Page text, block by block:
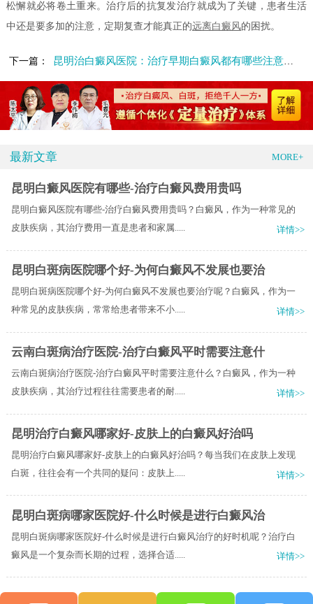
松懈就必将卷土重来。治疗后的抗复发治疗就成为了关键，患者生活
中还是要多加的注意，定期复查才能真正的远离白癜风的困扰。
下一篇： 昆明治白癜风医院：治疗早期白癜风都有哪些注意事项呢?
最新文章 MORE+
昆明白癜风医院有哪些-治疗白癜风费用贵吗
昆明白癜风医院有哪些-治疗白癜风费用贵吗？白癜风，作为一种常见的
皮肤疾病，其治疗费用一直是患者和家属.....
详情>>
昆明白斑病医院哪个好-为何白癜风不发展也要治
昆明白斑病医院哪个好-为何白癜风不发展也要治疗呢？白癜风，作为一
种常见的皮肤疾病，常常给患者带来不小.....
详情>>
云南白斑病治疗医院-治疗白癜风平时需要注意什
云南白斑病治疗医院-治疗白癜风平时需要注意什么？白癜风，作为一种
皮肤疾病，其治疗过程往往需要患者的耐.....
详情>>
昆明治疗白癜风哪家好-皮肤上的白癜风好治吗
昆明治疗白癜风哪家好-皮肤上的白癜风好治吗？每当我们在皮肤上发现
白斑，往往会有一个共同的疑问：皮肤上.....
详情>>
昆明白斑病哪家医院好-什么时候是进行白癜风治
昆明白斑病哪家医院好-什么时候是进行白癜风治疗的好时机呢？治疗白
癜风是一个复杂而长期的过程，选择合适.....
详情>>